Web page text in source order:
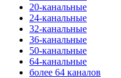
20-канальные
24-канальные
32-канальные
36-канальные
50-канальные
64-канальные
более 64 каналов